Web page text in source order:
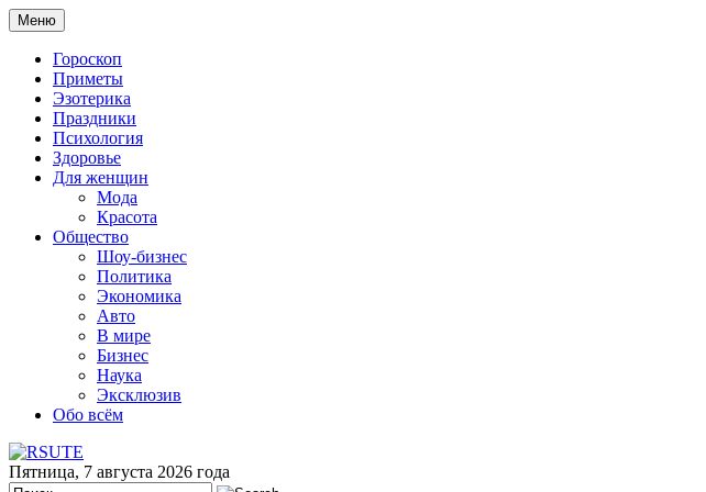
Меню
Гороскоп
Приметы
Эзотерика
Праздники
Психология
Здоровье
Для женщин
Мода
Красота
Общество
Шоу-бизнес
Политика
Экономика
Авто
В мире
Бизнес
Наука
Эксклюзив
Обо всём
Пятница, 7 августа 2026 года